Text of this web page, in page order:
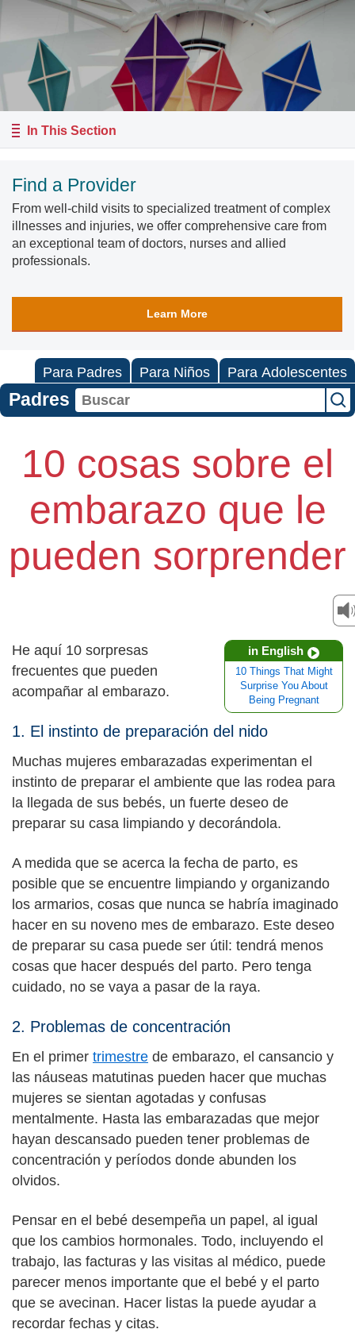
In This Section
Find a Provider
From well-child visits to specialized treatment of complex
illnesses and injuries, we offer comprehensive care from
an exceptional team of doctors, nurses and allied
professionals.
Learn More
Para Padres Para Niños Para Adolescentes
Padres
10 cosas sobre el
embarazo que le
pueden sorprender
in English
10 Things That Might
Surprise You About
Being Pregnant
He aquí 10 sorpresas
frecuentes que pueden
acompañar al embarazo.
1. El instinto de preparación del nido
Muchas mujeres embarazadas experimentan el
instinto de preparar el ambiente que las rodea para
la llegada de sus bebés, un fuerte deseo de
preparar su casa limpiando y decorándola.
A medida que se acerca la fecha de parto, es
posible que se encuentre limpiando y organizando
los armarios, cosas que nunca se habría imaginado
hacer en su noveno mes de embarazo. Este deseo
de preparar su casa puede ser útil: tendrá menos
cosas que hacer después del parto. Pero tenga
cuidado, no se vaya a pasar de la raya.
2. Problemas de concentración
En el primer trimestre de embarazo, el cansancio y
las náuseas matutinas pueden hacer que muchas
mujeres se sientan agotadas y confusas
mentalmente. Hasta las embarazadas que mejor
hayan descansado pueden tener problemas de
concentración y períodos donde abunden los
olvidos.
Pensar en el bebé desempeña un papel, al igual
que los cambios hormonales. Todo, incluyendo el
trabajo, las facturas y las visitas al médico, puede
parecer menos importante que el bebé y el parto
que se avecinan. Hacer listas la puede ayudar a
recordar fechas y citas.